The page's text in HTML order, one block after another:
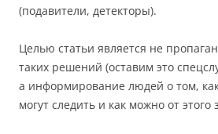
(подавители, детекторы).
Целью статьи является не
таких решений (оставим это
а информирование людей о том,
могут следить и как можно от этого